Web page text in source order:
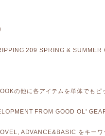
209 SPRING & SUMMER
の他に各アイテムを単体でもピ
FROM GOOD OL'
ADVANCE&BASIC をキーワ